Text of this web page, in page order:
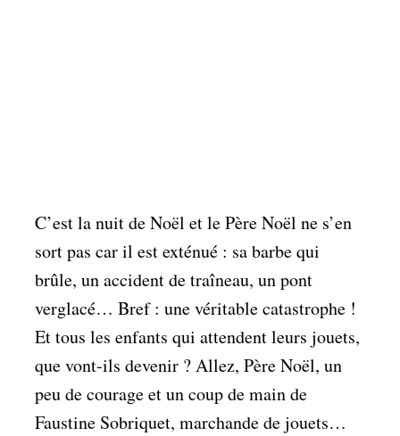
C’est la nuit de Noël et le Père Noël ne s’en
sort pas car il est exténué : sa barbe qui
brûle, un accident de traîneau, un pont
verglacé… Bref : une véritable catastrophe !
Et tous les enfants qui attendent leurs jouets,
que vont-ils devenir ? Allez, Père Noël, un
peu de courage et un coup de main de
Faustine Sobriquet, marchande de jouets…